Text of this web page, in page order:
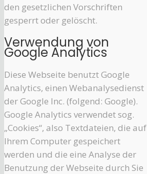
den gesetzlichen Vorschriften
gesperrt oder gelöscht.
Verwendung von
Google Analytics
Diese Webseite benutzt Google
Analytics, einen Webanalysedienst
der Google Inc. (folgend: Google).
Google Analytics verwendet sog.
„Cookies“, also Textdateien, die auf
Ihrem Computer gespeichert
werden und die eine Analyse der
Benutzung der Webseite durch Sie